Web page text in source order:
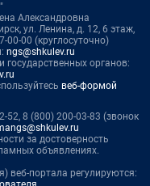
Александровна
ул. Ленина, д. 12, 6 этаж,
00-00 (круглосуточно)
ngs@shkulev.ru
органов:
веб-формой
52, 8 (800) 200-03-83 (звонок
за достоверность
объявлениях.
веб-портала регулируются: